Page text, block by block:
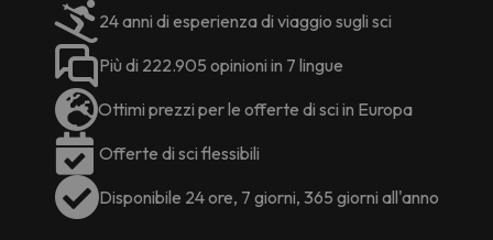
24 anni di esperienza di viaggio sugli sci
Più di 222.905 opinioni in 7 lingue
Ottimi prezzi per le offerte di sci in Europa
Offerte di sci flessibili
Disponibile 24 ore, 7 giorni, 365 giorni all'anno